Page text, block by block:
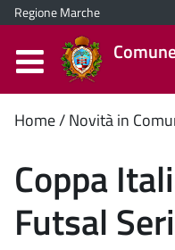
Regione Marche
Contenuto
principale
Home Novità in
Coppa
Futsal